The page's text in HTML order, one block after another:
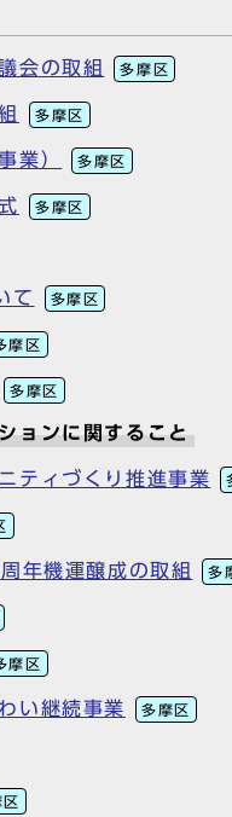
会の取組 多摩区
多摩区
業） 多摩区
多摩区
て 多摩区
摩区
多摩区
ョンに関すること
ティづくり推進事業
年機運醸成の取組 多
摩区
い継続事業 多摩区
区